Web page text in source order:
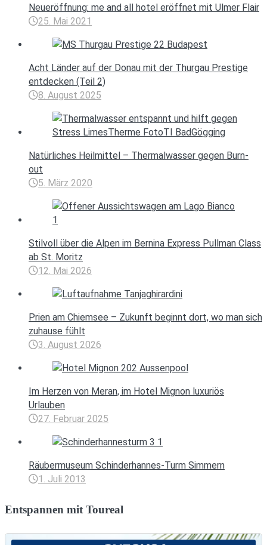
Neueröffnung: me and all hotel eröffnet mit Ulmer Flair
25. Mai 2021
Acht Länder auf der Donau mit der Thurgau Prestige
entdecken (Teil 2)
8. August 2025
Natürliches Heilmittel – Thermalwasser gegen Burn-
out
5. März 2020
Stilvoll über die Alpen im Bernina Express Pullman Class
ab St. Moritz
12. Mai 2026
Prien am Chiemsee – Zukunft beginnt dort, wo man sich
zuhause fühlt
3. August 2026
Im Herzen von Meran, im Hotel Mignon luxuriös
Urlauben
27. Februar 2025
Räubermuseum Schinderhannes-Turm Simmern
1. Juli 2013
Entspannen mit Toureal